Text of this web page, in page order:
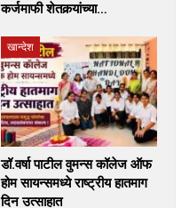
कर्जमाफी शेतकर्‍यांच्या…
खान्देश
डॉ.वर्षा पाटील वुमन्स कॉलेज ऑफ
होम सायन्समध्ये राष्ट्रीय हातमाग
दिन उत्साहात